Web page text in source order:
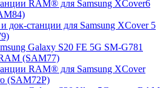
RAM® для Samsung XCover6
док-станции для Samsung XCover 5
Galaxy S20 FE 5G SM-G781
(SAM77)
RAM® для Samsung XCover
(SAM72P)